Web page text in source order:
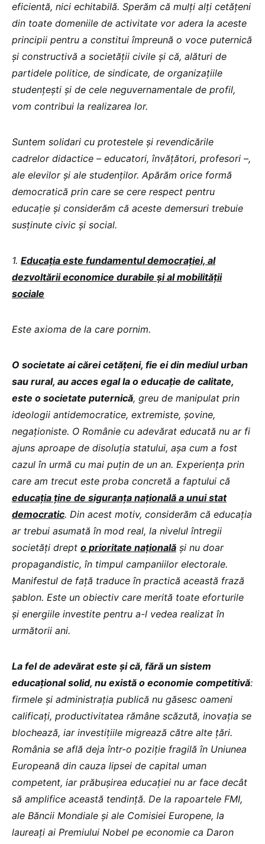
eficientă, nici echitabilă. Sperăm că mulți alți cetățeni
din toate domeniile de activitate vor adera la aceste
principii pentru a constitui împreună o voce puternică
și constructivă a societății civile și că, alături de
partidele politice, de sindicate, de organizațiile
studențești și de cele neguvernamentale de profil,
vom contribui la realizarea lor.
Suntem solidari cu protestele și revendicările
cadrelor didactice – educatori, învățători, profesori –,
ale elevilor și ale studenților. Apărăm orice formă
democratică prin care se cere respect pentru
educație și considerăm că aceste demersuri trebuie
susținute civic și social.
1. Educația este fundamentul democrației, al
dezvoltării economice durabile și al mobilității
sociale
Este axioma de la care pornim.
O societate ai cărei cetățeni, fie ei din mediul urban
sau rural, au acces egal la o educație de calitate,
este o societate puternică, greu de manipulat prin
ideologii antidemocratice, extremiste, șovine,
negaționiste. O Românie cu adevărat educată nu ar fi
ajuns aproape de disoluția statului, așa cum a fost
cazul în urmă cu mai puțin de un an. Experiența prin
care am trecut este proba concretă a faptului că
educația ține de siguranța națională a unui stat
democratic. Din acest motiv, considerăm că educația
ar trebui asumată în mod real, la nivelul întregii
societăți drept o prioritate națională și nu doar
propagandistic, în timpul campaniilor electorale.
Manifestul de față traduce în practică această frază
șablon. Este un obiectiv care merită toate eforturile
și energiile investite pentru a-l vedea realizat în
următorii ani.
La fel de adevărat este și că, fără un sistem
educațional solid, nu există o economie competitivă:
firmele și administrația publică nu găsesc oameni
calificați, productivitatea rămâne scăzută, inovația se
blochează, iar investițiile migrează către alte țări.
România se află deja într-o poziție fragilă în Uniunea
Europeană din cauza lipsei de capital uman
competent, iar prăbușirea educației nu ar face decât
să amplifice această tendință. De la rapoartele FMI,
ale Băncii Mondiale și ale Comisiei Europene, la
laureați ai Premiului Nobel pe economie ca Daron